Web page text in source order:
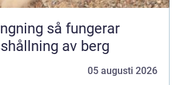
fungerar
av berg
05 augusti 2026